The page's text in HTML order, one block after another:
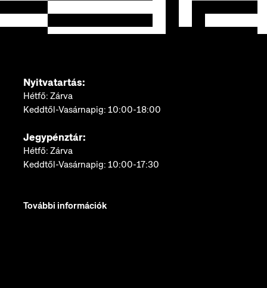
Nyitvatartás:
Hétfő: Zárva
Keddtől-Vasárnapig: 10:00-18:00
Jegypénztár:
Hétfő: Zárva
Keddtől-Vasárnapig: 10:00-17:30
További információk